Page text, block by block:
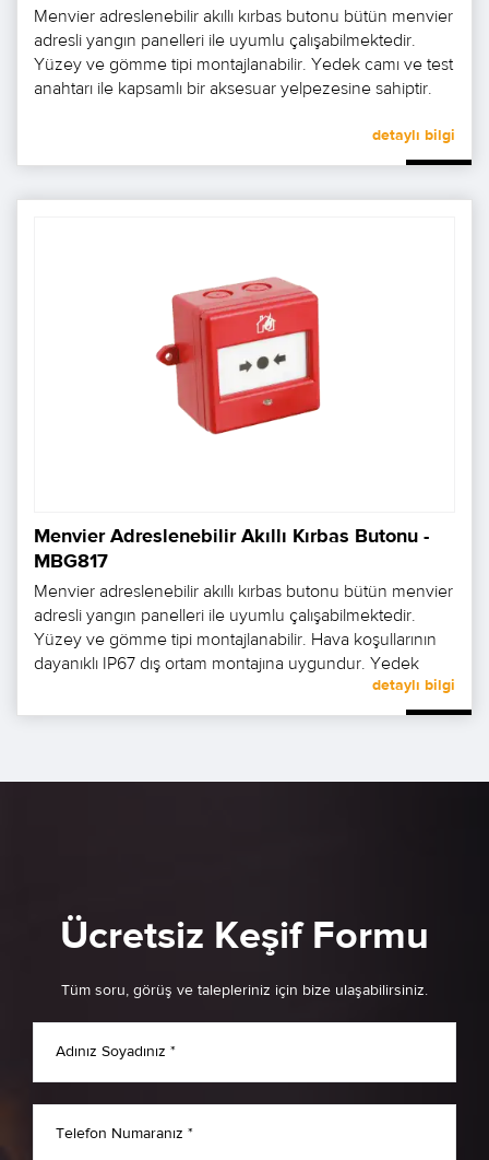
Menvier adreslenebilir akıllı kırbas butonu bütün menvier
adresli yangın panelleri ile uyumlu çalışabilmektedir.
Yüzey ve gömme tipi montajlanabilir. Yedek camı ve test
anahtarı ile kapsamlı bir aksesuar yelpezesine sahiptir.
detaylı bilgi
Menvier Adreslenebilir Akıllı Kırbas Butonu -
MBG817
Menvier adreslenebilir akıllı kırbas butonu bütün menvier
adresli yangın panelleri ile uyumlu çalışabilmektedir.
Yüzey ve gömme tipi montajlanabilir. Hava koşullarının
dayanıklı IP67 dış ortam montajına uygundur. Yedek
yelpezesine sahiptir. Ön kapakta hızlı oturan klips
detaylı bilgi
Ücretsiz Keşif Formu
Tüm soru, görüş ve talepleriniz için bize ulaşabilirsiniz.